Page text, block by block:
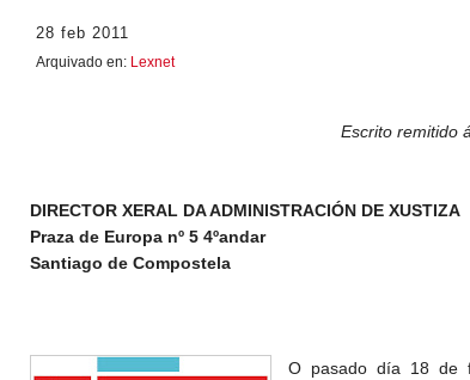
28 feb 2011
Arquivado en: Lexnet
Escrito remitido
DIRECTOR XERAL DA ADMINISTRACIÓN DE XUSTIZA
Praza de Europa nº 5 4ºandar
Santiago de Compostela
O pasado día 18 de